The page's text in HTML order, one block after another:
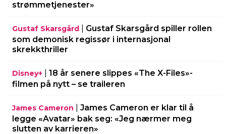
strømmetjenester»
Gustaf Skarsgård
Gustaf Skarsgård spiller rollen
som demonisk regissør i internasjonal
skrekkthriller
Disney+
18 år senere slippes «The X-Files»-
filmen på nytt – se traileren
James Cameron
James Cameron er klar til å
legge «Avatar» bak seg: «Jeg nærmer meg
slutten av karrieren»